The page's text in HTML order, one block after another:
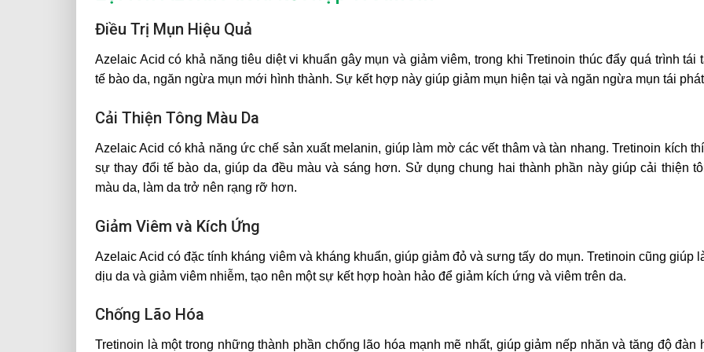
Điều Trị Mụn Hiệu Quả
Azelaic Acid có khả năng tiêu diệt vi khuẩn gây mụn và giảm viêm, trong khi Tretinoin thúc đẩy quá trình tái
tế bào da, ngăn ngừa mụn mới hình thành. Sự kết hợp này giúp giảm mụn hiện tại và ngăn ngừa mụn tái
Cải Thiện Tông Màu Da
Azelaic Acid có khả năng ức chế sản xuất melanin, giúp làm mờ các vết thâm và tàn nhang. Tretinoin kích
sự thay đổi tế bào da, giúp da đều màu và sáng hơn. Sử dụng chung hai thành phần này giúp cải thiện
màu da, làm da trở nên rạng rỡ hơn.
Giảm Viêm và Kích Ứng
Azelaic Acid có đặc tính kháng viêm và kháng khuẩn, giúp giảm đỏ và sưng tấy do mụn. Tretinoin cũng giúp
dịu da và giảm viêm nhiễm, tạo nên một sự kết hợp hoàn hảo để giảm kích ứng và viêm trên da.
Chống Lão Hóa
Tretinoin là một trong những thành phần chống lão hóa mạnh mẽ nhất, giúp giảm nếp nhăn và tăng độ đàn